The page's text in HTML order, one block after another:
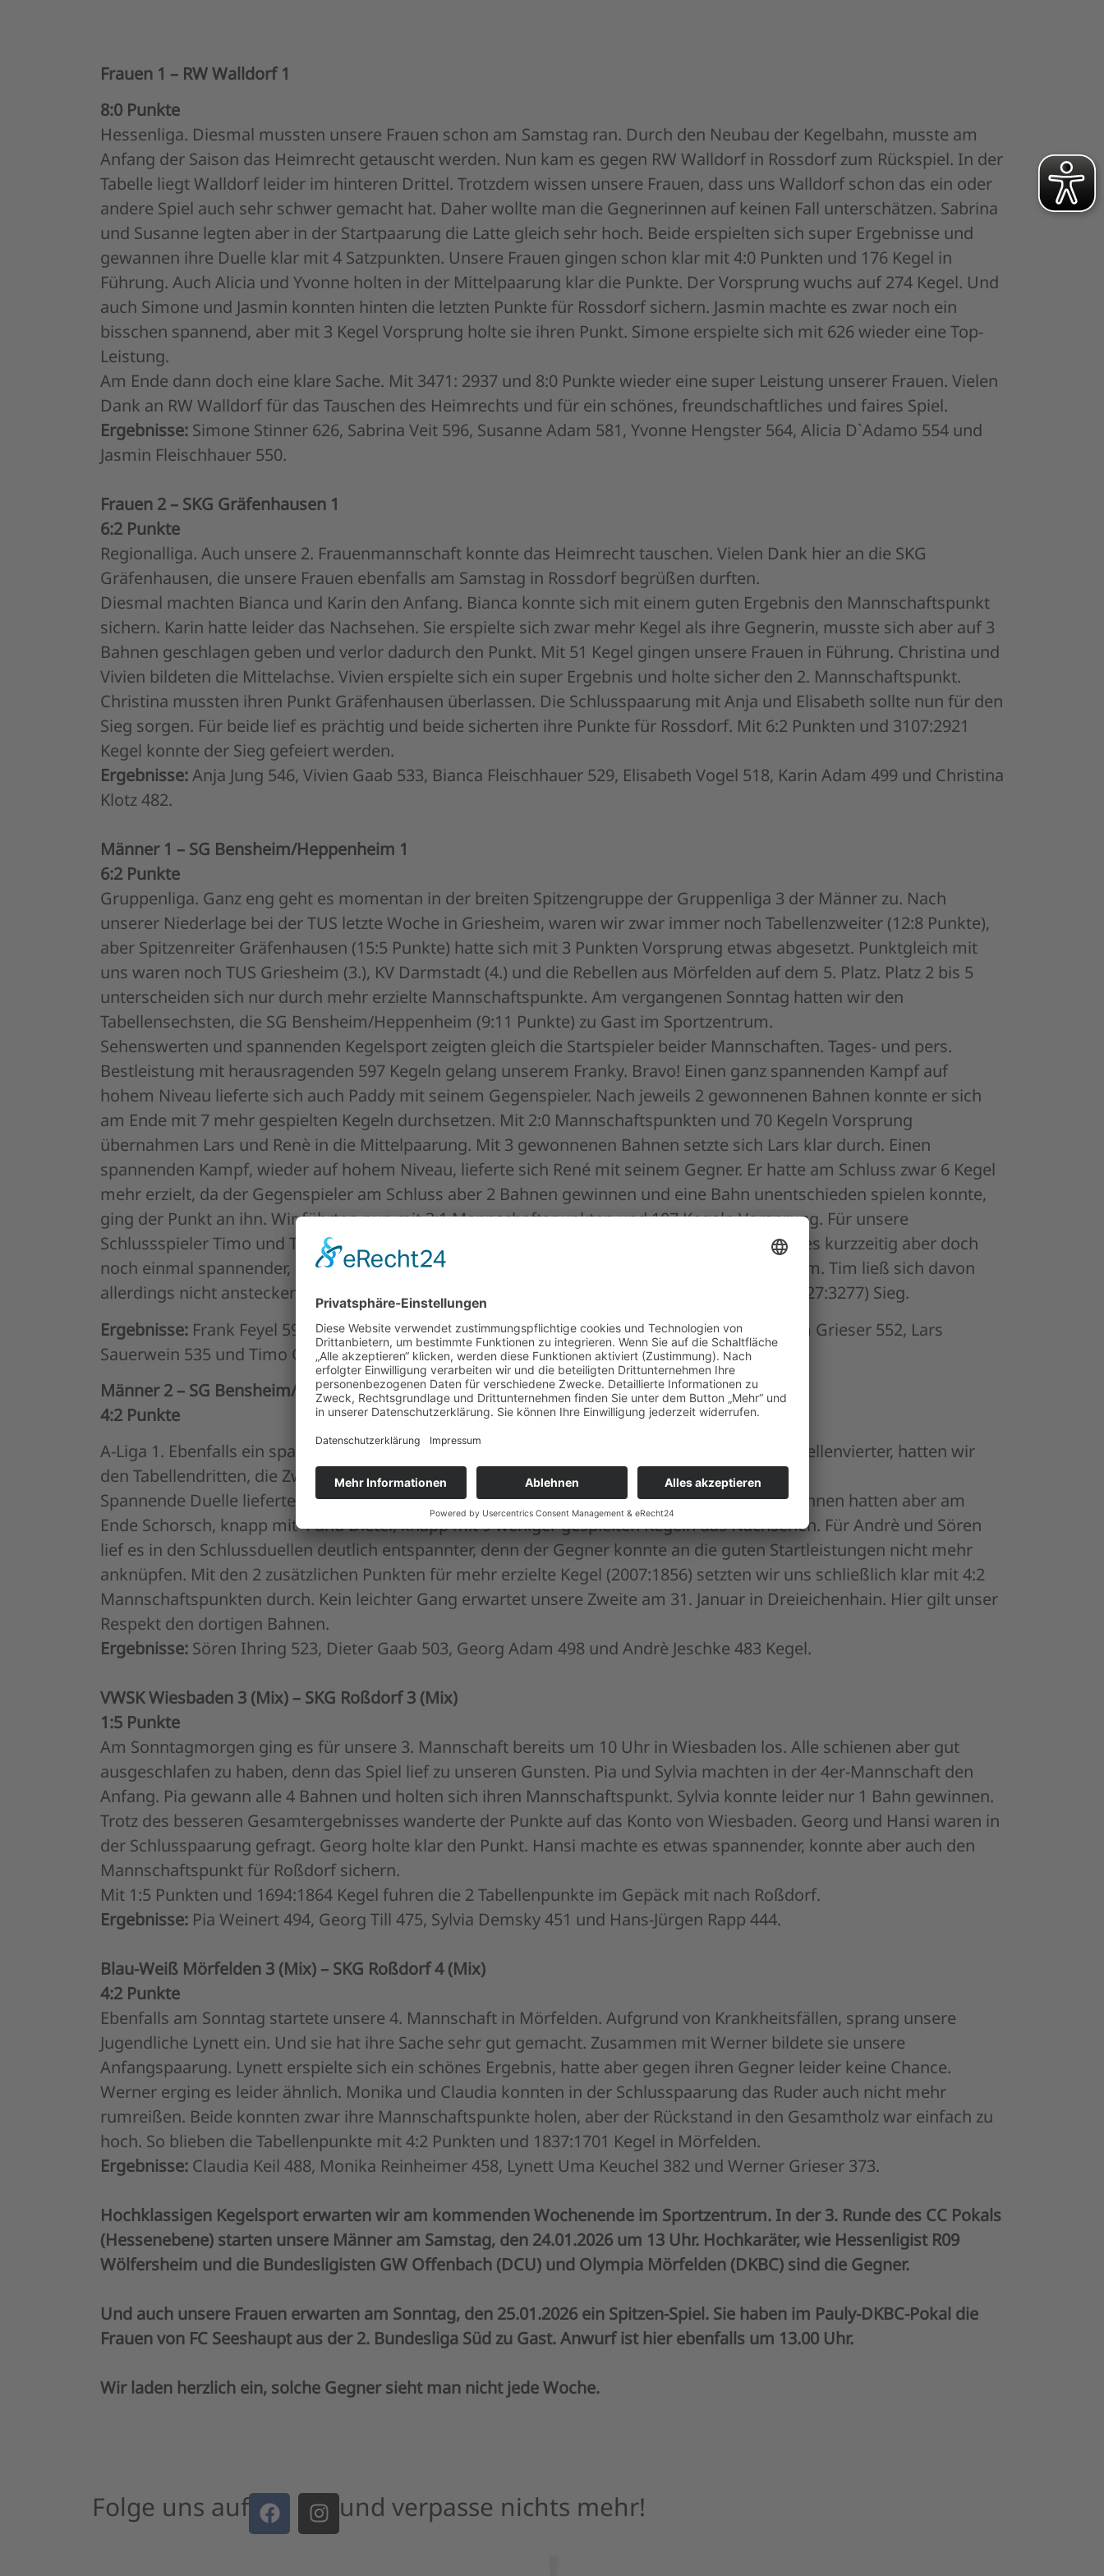
Frauen 1 – RW Walldorf 1
8:0 Punkte
Hessenliga. Diesmal mussten unsere Frauen schon am Samstag ran. Durch den Neubau der Kegelbahn, musste am
Anfang der Saison das Heimrecht getauscht werden. Nun kam es gegen RW Walldorf in Rossdorf zum Rückspiel. In der
Tabelle liegt Walldorf leider im hinteren Drittel. Trotzdem wissen unsere Frauen, dass uns Walldorf schon das ein oder
andere Spiel auch sehr schwer gemacht hat. Daher wollte man die Gegnerinnen auf keinen Fall unterschätzen. Sabrina
und Susanne legten aber in der Startpaarung die Latte gleich sehr hoch. Beide erspielten sich super Ergebnisse und
gewannen ihre Duelle klar mit 4 Satzpunkten. Unsere Frauen gingen schon klar mit 4:0 Punkten und 176 Kegel in
Führung. Auch Alicia und Yvonne holten in der Mittelpaarung klar die Punkte. Der Vorsprung wuchs auf 274 Kegel. Und
auch Simone und Jasmin konnten hinten die letzten Punkte für Rossdorf sichern. Jasmin machte es zwar noch ein
bisschen spannend, aber mit 3 Kegel Vorsprung holte sie ihren Punkt. Simone erspielte sich mit 626 wieder eine Top-
Leistung.
Am Ende dann doch eine klare Sache. Mit 3471: 2937 und 8:0 Punkte wieder eine super Leistung unserer Frauen. Vielen
Dank an RW Walldorf für das Tauschen des Heimrechts und für ein schönes, freundschaftliches und faires Spiel.
Ergebnisse:Simone Stinner 626, Sabrina Veit 596, Susanne Adam 581, Yvonne Hengster 564, Alicia D`Adamo 554 und
Jasmin Fleischhauer 550.
Frauen 2 – SKG Gräfenhausen 1
6:2 Punkte
Regionalliga. Auch unsere 2. Frauenmannschaft konnte das Heimrecht tauschen. Vielen Dank hier an die SKG
Gräfenhausen, die unsere Frauen ebenfalls am Samstag in Rossdorf begrüßen durften.
Diesmal machten Bianca und Karin den Anfang. Bianca konnte sich mit einem guten Ergebnis den Mannschaftspunkt
sichern. Karin hatte leider das Nachsehen. Sie erspielte sich zwar mehr Kegel als ihre Gegnerin, musste sich aber auf 3
Bahnen geschlagen geben und verlor dadurch den Punkt. Mit 51 Kegel gingen unsere Frauen in Führung. Christina und
Vivien bildeten die Mittelachse. Vivien erspielte sich ein super Ergebnis und holte sicher den 2. Mannschaftspunkt.
Christina mussten ihren Punkt Gräfenhausen überlassen. Die Schlusspaarung mit Anja und Elisabeth sollte nun für den
Sieg sorgen. Für beide lief es prächtig und beide sicherten ihre Punkte für Rossdorf. Mit 6:2 Punkten und 3107:2921
Kegel konnte der Sieg gefeiert werden.
Ergebnisse:Anja Jung 546, Vivien Gaab 533, Bianca Fleischhauer 529, Elisabeth Vogel 518, Karin Adam 499 und Christina
Klotz 482.
Männer 1 – SG Bensheim/Heppenheim 1
6:2 Punkte
Gruppenliga. Ganz eng geht es momentan in der breiten Spitzengruppe der Gruppenliga 3 der Männer zu. Nach
unserer Niederlage bei der TUS letzte Woche in Griesheim, waren wir zwar immer noch Tabellenzweiter (12:8 Punkte),
aber Spitzenreiter Gräfenhausen (15:5 Punkte) hatte sich mit 3 Punkten Vorsprung etwas abgesetzt. Punktgleich mit
uns waren noch TUS Griesheim (3.), KV Darmstadt (4.) und die Rebellen aus Mörfelden auf dem 5. Platz. Platz 2 bis 5
unterscheiden sich nur durch mehr erzielte Mannschaftspunkte. Am vergangenen Sonntag hatten wir den
Tabellensechsten, die SG Bensheim/Heppenheim (9:11 Punkte) zu Gast im Sportzentrum.
Sehenswerten und spannenden Kegelsport zeigten gleich die Startspieler beider Mannschaften. Tages- und pers.
Bestleistung mit herausragenden 597 Kegeln gelang unserem Franky. Bravo! Einen ganz spannenden Kampf auf
hohem Niveau lieferte sich auch Paddy mit seinem Gegenspieler. Nach jeweils 2 gewonnenen Bahnen konnte er sich
am Ende mit 7 mehr gespielten Kegeln durchsetzen. Mit 2:0 Mannschaftspunkten und 70 Kegeln Vorsprung
übernahmen Lars und Renè in die Mittelpaarung. Mit 3 gewonnenen Bahnen setzte sich Lars klar durch. Einen
spannenden Kampf, wieder auf hohem Niveau, lieferte sich René mit seinem Gegner. Er hatte am Schluss zwar 6 Kegel
mehr erzielt, da der Gegenspieler am Schluss aber 2 Bahnen gewinnen und eine Bahn unentschieden spielen konnte,
ging der Punkt an ihn. Wir führten nun mit 3:1 Mannschaftspunkten und 107 Kegeln Vorsprung. Für unsere
Schlussspieler Timo und Tim in Normalform sicherlich eine machbare Aufgabe. Dann wurde es kurzzeitig aber doch
noch einmal spannender, denn Timo hatte am Sonntag Schwierigkeiten mit seiner Normalform. Tim ließ sich davon
allerdings nicht anstecken und mit 3 gewonnenen Bahnen sicherte er noch den klaren 6:2 (3327:3277) Sieg.
Ergebnisse: Frank Feyel 597 pers. Bestleistung, Patrick Hesselbach 570, Renè Weinert 570, Tim Grieser 552, Lars
Sauerwein 535 und Timo Götz 503 Kegel.
Männer 2 – SG Bensheim/Heppenheim 2
4:2 Punkte
A-Liga 1. Ebenfalls ein spannendes Spiel erwartete gleich im Anschluss unsere Zweite. Als Tabellenvierter, hatten wir
den Tabellendritten, die Zweite von der SG Bensheim/Heppenheim zu Gast.
Spannende Duelle lieferten sich zu Beginn Dieter und Schorsch. Bei jeweils 2 gewonnenen Bahnen hatten aber am
Ende Schorsch, knapp mit 4 und Dieter, knapp mit 9 weniger gespielten Kegeln das Nachsehen. Für Andrè und Sören
lief es in den Schlussduellen deutlich entspannter, denn der Gegner konnte an die guten Startleistungen nicht mehr
anknüpfen. Mit den 2 zusätzlichen Punkten für mehr erzielte Kegel (2007:1856) setzten wir uns schließlich klar mit 4:2
Mannschaftspunkten durch. Kein leichter Gang erwartet unsere Zweite am 31. Januar in Dreieichenhain. Hier gilt unser
Respekt den dortigen Bahnen.
Ergebnisse:Sören Ihring 523, Dieter Gaab 503, Georg Adam 498 und Andrè Jeschke 483 Kegel.
VWSK Wiesbaden 3 (Mix) – SKG Roßdorf 3 (Mix)
1:5 Punkte
Am Sonntagmorgen ging es für unsere 3. Mannschaft bereits um 10 Uhr in Wiesbaden los. Alle schienen aber gut
ausgeschlafen zu haben, denn das Spiel lief zu unseren Gunsten. Pia und Sylvia machten in der 4er-Mannschaft den
Anfang. Pia gewann alle 4 Bahnen und holten sich ihren Mannschaftspunkt. Sylvia konnte leider nur 1 Bahn gewinnen.
Trotz des besseren Gesamtergebnisses wanderte der Punkte auf das Konto von Wiesbaden. Georg und Hansi waren in
der Schlusspaarung gefragt. Georg holte klar den Punkt. Hansi machte es etwas spannender, konnte aber auch den
Mannschaftspunkt für Roßdorf sichern.
Mit 1:5 Punkten und 1694:1864 Kegel fuhren die 2 Tabellenpunkte im Gepäck mit nach Roßdorf.
Ergebnisse: Pia Weinert 494, Georg Till 475, Sylvia Demsky 451 und Hans-Jürgen Rapp 444.
Blau-Weiß Mörfelden 3 (Mix) – SKG Roßdorf 4 (Mix)
4:2 Punkte
Ebenfalls am Sonntag startete unsere 4. Mannschaft in Mörfelden. Aufgrund von Krankheitsfällen, sprang unsere
Jugendliche Lynett ein. Und sie hat ihre Sache sehr gut gemacht. Zusammen mit Werner bildete sie unsere
Anfangspaarung. Lynett erspielte sich ein schönes Ergebnis, hatte aber gegen ihren Gegner leider keine Chance.
Werner erging es leider ähnlich. Monika und Claudia konnten in der Schlusspaarung das Ruder auch nicht mehr
rumreißen. Beide konnten zwar ihre Mannschaftspunkte holen, aber der Rückstand in den Gesamtholz war einfach zu
hoch. So blieben die Tabellenpunkte mit 4:2 Punkten und 1837:1701 Kegel in Mörfelden.
Ergebnisse:Claudia Keil 488, Monika Reinheimer 458, Lynett Uma Keuchel 382 und Werner Grieser 373.
Hochklassigen Kegelsport erwarten wir am kommenden Wochenende im Sportzentrum. In der 3. Runde des CC Pokals
(Hessenebene) starten unsere Männer am Samstag, den 24.01.2026 um 13 Uhr. Hochkaräter, wie Hessenligist R09
Wölfersheim und die Bundesligisten GW Offenbach (DCU) und Olympia Mörfelden (DKBC) sind die Gegner.
Und auch unsere Frauen erwarten am Sonntag, den 25.01.2026 ein Spitzen-Spiel. Sie haben im Pauly-DKBC-Pokal die
Frauen von FC Seeshaupt aus der 2. Bundesliga Süd zu Gast. Anwurf ist hier ebenfalls um 13.00 Uhr.
Wir laden herzlich ein, solche Gegner sieht man nicht jede Woche.
Folge uns auf und verpasse nichts mehr!